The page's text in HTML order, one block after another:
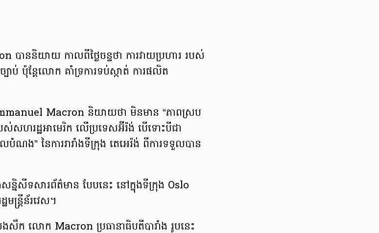
បាននិយាយ កាលពីថ្ងៃចន្ទថា ការវាយប្រហារ របស់
ាប់ ប៉ុន្តែលោក គាំទ្រការទប់ស្កាត់ ការផលិត
Macron និយាយថា មិនមាន “ភាពស្រប
បស់សហរដ្ឋអាមេរិក លើប្រទេសអ៊ីរ៉ង់ បើទោះបីជា
បំណង” នៃការរារាំងទីក្រុង តេអេរ៉ង់ ពីការទទួលបាន
ន្និសីទសារព័ត៌មាន បែបនេះ នៅក្នុងទីក្រុង Oslo
ន្ត្រីន័រវេស។
ក លោក Macron ប្រធានាធិបតីបារាំង រូបនេះ